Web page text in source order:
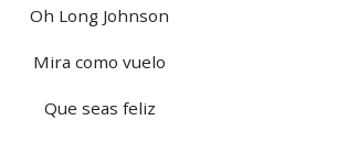
Oh Long Johnson
Mira como vuelo
Que seas feliz